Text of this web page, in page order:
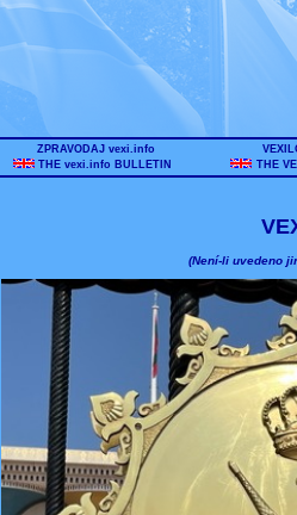
ZPRAVODAJ vexi.info
THE vexi.info BULLETIN
THE
(Není-li uvedeno